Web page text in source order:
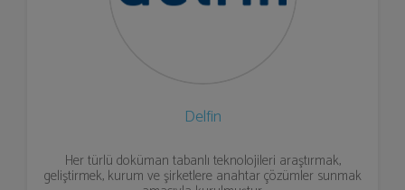
Delfin
Her türlü doküman tabanlı teknolojileri araştırmak,
geliştirmek, kurum ve şirketlere anahtar çözümler sunmak